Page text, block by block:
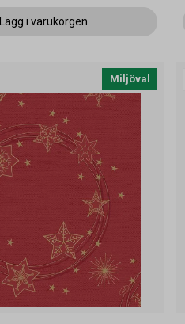
Lägg i varukorgen
Miljöval